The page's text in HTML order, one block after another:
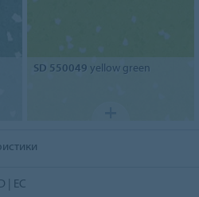
SD 550049 yellow green
| EC